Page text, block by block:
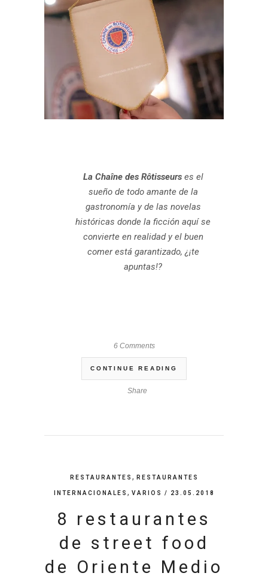
La Chaîne des Rôtisseurses el
sueño de todo amante de la
gastronomía y de las novelas
históricas donde la ficción aquí se
convierte en realidad y el buen
comer está garantizado, ¿¡te
apuntas!?
6 Comments
CONTINUE READING
Share
RESTAURANTES , RESTAURANTES
INTERNACIONALES , VARIOS / 23.05.2018
8 restaurantes
de street food
de Oriente Medio